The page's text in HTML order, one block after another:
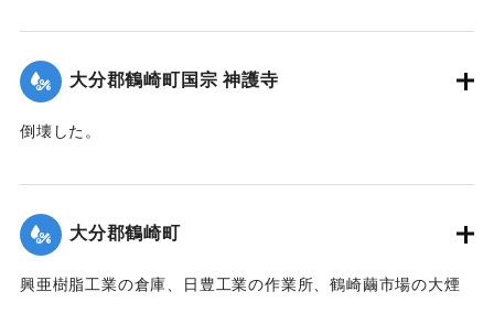
｜固有コード:00474056
大分郡鶴崎町国宗 神護寺
倒壊した。
｜固有コード:00474057
大分郡鶴崎町
興亜樹脂工業の倉庫、日豊工業の作業所、鶴崎繭市場の大煙